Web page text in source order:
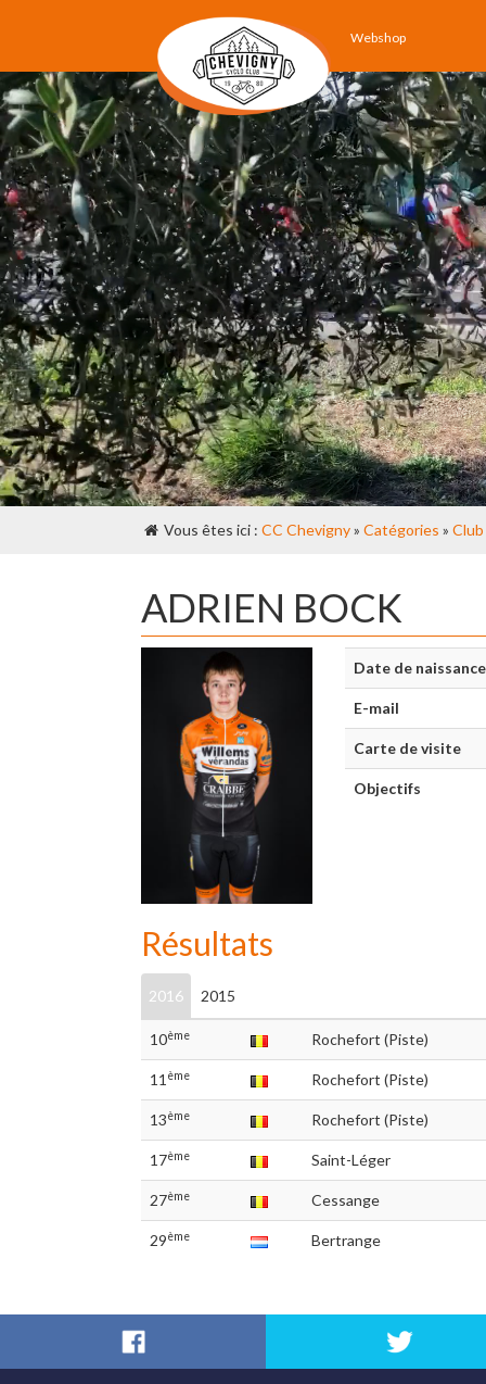
Webshop
Vous êtes ici : CC Chevigny» Catégories » Club
ADRIEN BOCK
Date de naissance
E-mail
Carte de visite
Objectifs
Résultats
2016 2015
10ème Rochefort (Piste)
11 ème Rochefort (Piste)
13ème Rochefort (Piste)
17ème Saint-Léger
27ème Cessange
29ème Bertrange